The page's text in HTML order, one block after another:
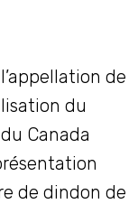
de
du
Canada
de dindon de